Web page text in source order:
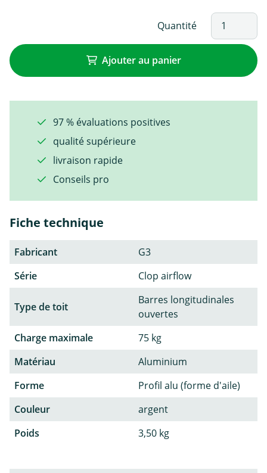
Quantité
Ajouter au panier
97 % évaluations positives
qualité supérieure
livraison rapide
Conseils pro
Fiche technique
Fabricant
G3
Série
Clop airflow
Type de toit
Barres longitudinales
ouvertes
Charge maximale
75 kg
Matériau
Aluminium
Forme
Profil alu (forme d'aile)
Couleur
argent
Poids
3,50 kg